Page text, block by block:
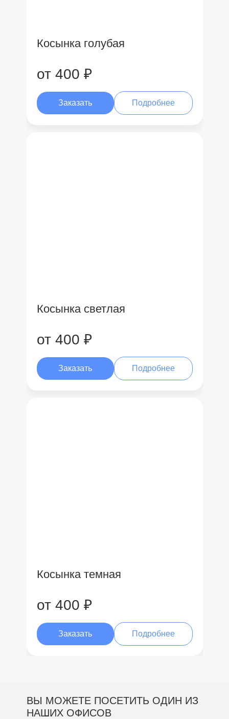
Косынка голубая
от 400 ₽
Заказать Подробнее
Косынка светлая
от 400 ₽
Заказать Подробнее
Косынка темная
от 400 ₽
Заказать Подробнее
ВЫ МОЖЕТЕ ПОСЕТИТЬ ОДИН ИЗ
НАШИХ ОФИСОВ